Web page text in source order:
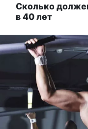
Сколько
в 40 лет